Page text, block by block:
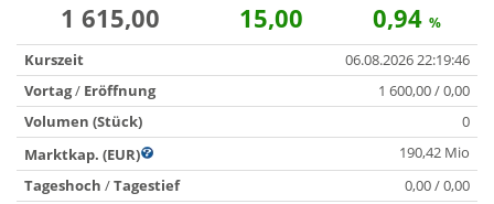
1 615,00 15,00 0,94 %
Kurszeit
06.08.2026 22:19:46
Vortag/ Eröffnung
1 600,00 / 0,00
Volumen (Stück)
0
Marktkap. (EUR)
190,42 Mio
Tageshoch /Tagestief
0,00 / 0,00